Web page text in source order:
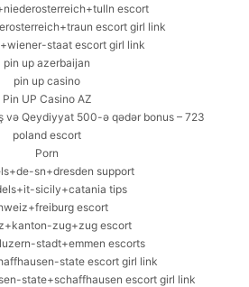
escort
escort girl link
staat escort girl link
pin up azerbaijan
pin up casino
Pin UP Casino AZ
və Qeydiyyat 500-ə qədər bonus – 723
poland escort
Porn
sn+dresden support
sicily+catania tips
escort
zug+zug escort
stadt+emmen escorts
state escort girl link
state+schaffhausen escort girl link